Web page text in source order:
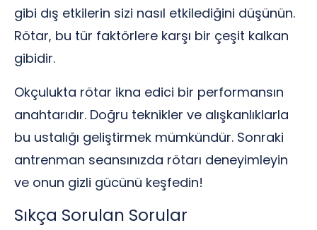
gibi dış etkilerin sizi nasıl etkilediğini düşünün.
Rötar, bu tür faktörlere karşı bir çeşit kalkan
gibidir.
Okçulukta rötar ikna edici bir performansın
anahtarıdır. Doğru teknikler ve alışkanlıklarla
bu ustalığı geliştirmek mümkündür. Sonraki
antrenman seansınızda rötarı deneyimleyin
ve onun gizli gücünü keşfedin!
Sıkça Sorulan Sorular